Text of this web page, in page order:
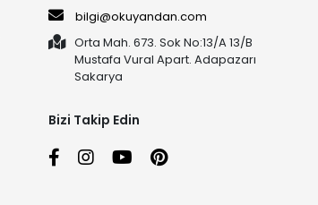
bilgi@okuyandan.com
Orta Mah. 673. Sok No:13/A 13/B
Mustafa Vural Apart. Adapazarı
Sakarya
Bizi Takip Edin